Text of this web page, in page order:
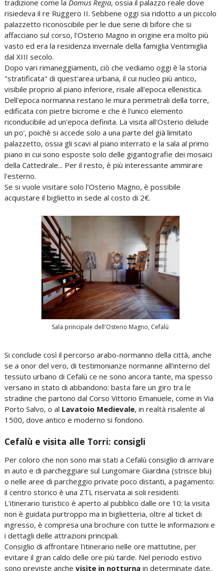
tradizione come la Domus Regia, ossia il palazzo reale dove
risiedeva il re Ruggero II. Sebbene oggi sia ridotto a un piccolo
palazzetto riconoscibile per le due serie di bifore che si
affacciano sul corso, l'Osterio Magno in origine era molto più
vasto ed era la residenza invernale della famiglia Ventimiglia
dal XIII secolo.
Dopo vari rimaneggiamenti, ciò che vediamo oggi è la storia
"stratificata" di quest'area urbana, il cui nucleo più antico,
visibile proprio al piano inferiore, risale all'epoca ellenistica.
Dell'epoca normanna restano le mura perimetrali della torre,
edificata con pietre bicrome e che è l'unico elemento
riconducibile ad un'epoca definita. La visita all'Osterio delude
un po', poichè si accede solo a una parte del già limitato
palazzetto, ossia gli scavi al piano interrato e la sala al primo
piano in cui sono esposte solo delle gigantografie dei mosaici
della Cattedrale... Per il resto, è più interessante ammirare
l'esterno.
Se si vuole visitare solo l'Osterio Magno, è possibile
acquistare il biglietto in sede al costo di 2€.
Sala principale dell'Osterio Magno, Cefalù
Si conclude così il percorso arabo-normanno della città, anche
se a onor del vero, di testimonianze normanne all'interno del
tessuto urbano di Cefalù ce ne sono ancora tante, ma spesso
versano in stato di abbandono: basta fare un giro tra le
stradine che partono dal Corso Vittorio Emanuele, come in Via
Porto Salvo, o al Lavatoio Medievale, in realtà risalente al
1500, dove antico e moderno si fondono.
Cefalù e visita alle Torri: consigli
Per coloro che non sono mai stati a Cefalù consiglio di arrivare
in auto e di parcheggiare sul Lungomare Giardina (strisce blu)
o nelle aree di parcheggio private poco distanti, a pagamento:
il centro storico è una ZTL riservata ai soli residenti.
L'itinerario turistico è aperto al pubblico dalle ore 10: la visita
non è guidata purtroppo ma in biglietteria, oltre al ticket di
ingresso, è compresa una brochure con tutte le informazioni e
i dettagli delle attrazioni principali.
Consiglio di affrontare l'itinerario nelle ore mattutine, per
evitare il gran caldo delle ore più tarde. Nel periodo estivo
sono previste anche visite in notturnain determinate date,